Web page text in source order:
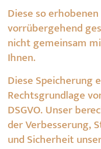
Diese so
vorrübergehend
nicht gemeinsam
Ihnen.
Diese Speicherung
Rechtsgrundlage
DSGVO. Unser
der Verbesserung,
und Sicherheit